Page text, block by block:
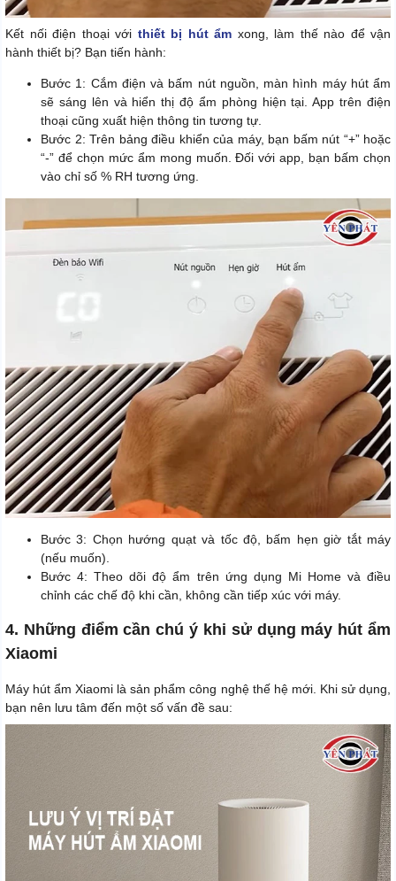
Kết nối điện thoại với thiết bị hút ẩm xong, làm thế nào để vận
hành thiết bị? Bạn tiến hành:
Bước 1: Cắm điện và bấm nút nguồn, màn hình máy hút ẩm
sẽ sáng lên và hiển thị độ ẩm phòng hiện tại. App trên điện
thoại cũng xuất hiện thông tin tương tự.
Bước 2: Trên bảng điều khiển của máy, bạn bấm nút “+” hoặc
“-” để chọn mức ẩm mong muốn. Đối với app, bạn bấm chọn
vào chỉ số % RH tương ứng.
Bước 3: Chọn hướng quạt và tốc độ, bấm hẹn giờ tắt máy
(nếu muốn).
Bước 4: Theo dõi độ ẩm trên ứng dụng Mi Home và điều
chỉnh các chế độ khi cần, không cần tiếp xúc với máy.
4. Những điểm cần chú ý khi sử dụng máy hút ẩm
Xiaomi
Máy hút ẩm Xiaomi là sản phẩm công nghệ thế hệ mới. Khi sử dụng,
bạn nên lưu tâm đến một số vấn đề sau: